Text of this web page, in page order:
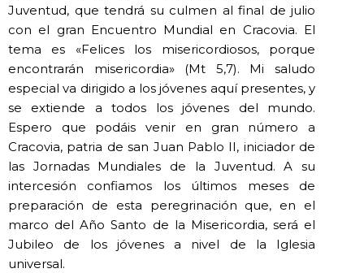
Juventud, que tendrá su culmen al final de julio
con el gran Encuentro Mundial en Cracovia. El
tema es «Felices los misericordiosos, porque
encontrarán misericordia» (Mt 5,7). Mi saludo
especial va dirigido a los jóvenes aquí presentes, y
se extiende a todos los jóvenes del mundo.
Espero que podáis venir en gran número a
Cracovia, patria de san Juan Pablo II, iniciador de
las Jornadas Mundiales de la Juventud. A su
intercesión confiamos los últimos meses de
preparación de esta peregrinación que, en el
marco del Año Santo de la Misericordia, será el
Jubileo de los jóvenes a nivel de la Iglesia
universal.